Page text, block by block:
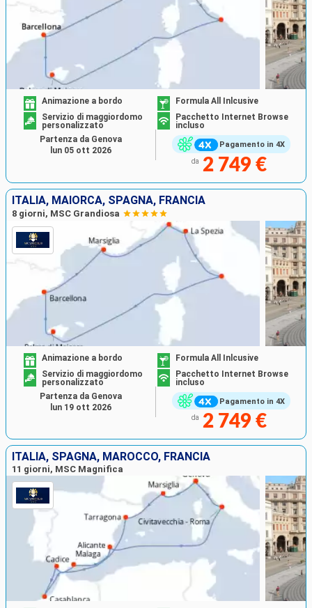
Pagamento in 4X
Animazione a bordo
Formula All Inlcusive
Servizio di maggiordomo
personalizzato
Pacchetto Internet Browse
incluso
da 2 749 €
Partenza da Genova
lun 05 ott 2026
ITALIA, MAIORCA, SPAGNA, FRANCIA
8 giorni, MSC Grandiosa
Pagamento in 4X
Animazione a bordo
Formula All Inlcusive
Servizio di maggiordomo
personalizzato
Pacchetto Internet Browse
incluso
da 2 749 €
Partenza da Genova
lun 19 ott 2026
ITALIA, SPAGNA, MAROCCO, FRANCIA
11 giorni, MSC Magnifica